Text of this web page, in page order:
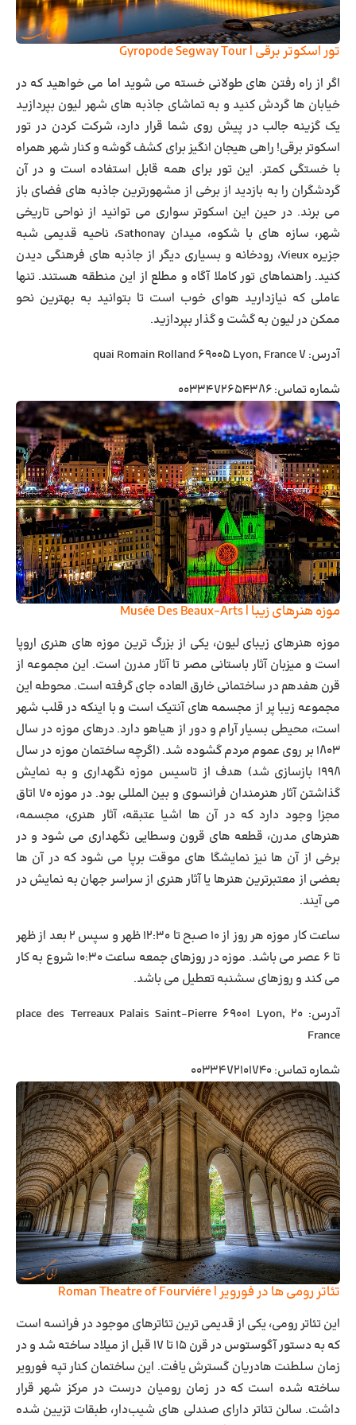
تور اسکوتر برقی | Gyropode Segway Tour
اگر از راه رفتن های طولانی خسته می شوید اما می خواهید که در
خیابان ها گردش کنید و به تماشای جاذبه های شهر لیون بپردازید
یک گزینه جالب در پیش روی شما قرار دارد، شرکت کردن در تور
اسکوتر برقی! راهی هیجان انگیز برای کشف گوشه و کنار شهر همراه
با خستگی کمتر. این تور برای همه قابل استفاده است و در آن
گردشگران را به بازدید از برخی از مشهورترین جاذبه های فضای باز
می برند. در حین این اسکوتر سواری می توانید از نواحی تاریخی
شهر، سازه های با شکوه، میدان Sathonay، ناحیه قدیمی شبه
جزیره Vieux، رودخانه و بسیاری دیگر از جاذبه های فرهنگی دیدن
کنید. راهنماهای تور کاملا آگاه و مطلع از این منطقه هستند. تنها
عاملی که نیازدارید هوای خوب است تا بتوانید به بهترین نحو
ممکن در لیون به گشت و گذار بپردازید.
آدرس: ۷ quai Romain Rolland 69005 Lyon, France
شماره تماس: ۰۰۳۳۴۷۲۶۵۴۳۸۶
موزه هنرهای زیبا | Musée Des Beaux-Arts
موزه هنرهای زیبای لیون، یکی از بزرگ‌ ترین موزه‌ های هنری اروپا
است و میزبان آثار باستانی مصر تا آثار مدرن است. این مجموعه از
قرن هفدهم در ساختمانی خارق ‌العاده جای گرفته است. محوطه این
مجموعه زیبا پر از مجسمه‌ های آنتیک است و با اینکه در قلب شهر
است، محیطی بسیار آرام و دور از هیاهو دارد. درهای موزه در سال
۱۸۰۳ بر روی عموم مردم گشوده شد. (اگرچه ساختمان موزه در سال
۱۹۹۸ بازسازی شد) هدف از تاسیس موزه نگهداری و به نمایش
گذاشتن آثار هنرمندان فرانسوی و بین المللی بود. در موزه ۷۰ اتاق
مجزا وجود دارد که در آن ها اشیا عتبقه، آثار هنری، مجسمه،
هنرهای مدرن، قطعه های قرون وسطایی نگهداری می شود و در
برخی از آن ها نیز نمایشگا های موقت برپا می شود که در آن ها
بعضی از معتبرترین هنرها یا آثار هنری از سراسر جهان به نمایش در
می آیند.
ساعت کار موزه هر روز از ۱۰ صبح تا ۱۲:۳۰ ظهر و سپس ۲ بعد از ظهر
تا ۶ عصر می باشد. موزه در روزهای جمعه ساعت ۱۰:۳۰ شروع به کار
می کند و روزهای سشنبه تعطیل می باشد.
آدرس: ۲۰ place des Terreaux Palais Saint-Pierre 69001 Lyon,
France
شماره تماس: ۰۰۳۳۴۷۲۱۰۱۷۴۰
تئاتر رومی ها در فورویر | Roman Theatre of Fourviére
این تئاتر رومی، یکی از قدیمی ‌ترین تئاترهای موجود در فرانسه است
که به دستور آگوستوس در قرن ۱۵ تا ۱۷ قبل از میلاد ساخته شد و در
زمان سلطنت هادریان گسترش یافت. این ساختمان کنار تپه فورویر
ساخته شده است که در زمان رومیان درست در مرکز شهر قرار
داشت. سالن تئاتر دارای صندلی ‌های شیب‌دار، طبقات تزیین شده